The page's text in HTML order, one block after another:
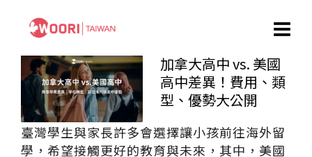
加拿大高中 vs. 美國
高中差異！費用、類
型、優勢大公開
臺灣學生與家長許多會選擇讓小孩前往海外留
學，希望接觸更好的教育與未來，其中，美國